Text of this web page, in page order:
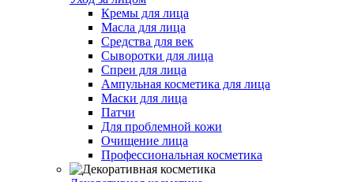
Кремы для лица
Масла для лица
Средства для век
Сыворотки для лица
Спреи для лица
Ампульная косметика для лица
Маски для лица
Патчи
Для проблемной кожи
Очищение лица
Профессиональная косметика